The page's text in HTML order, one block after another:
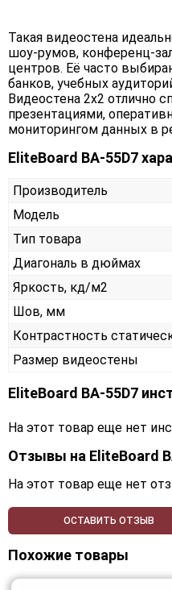
Такая видеостена
шоу-румов, конференц-
центров. Её часто
банков, учебных
Видеостена 2х2 отлично
презентациями,
мониторингом данных в
EliteBoard BA-55D7
Производитель
Модель
Тип товара
Диагональ в дюймах
Яркость, кд/м2
Шов, мм
Контрастность
Размер видеостены
EliteBoard BA-55D7
На этот товар еще нет
Отзывы на EliteBoard
На этот товар еще нет
ОСТАВИТЬ ОТЗЫВ
Похожие товары